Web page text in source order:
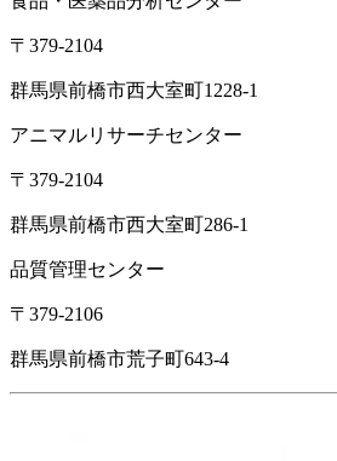
〒379-2104
群馬県前橋市西大室町1228-1
アニマルリサーチセンター
〒379-2104
群馬県前橋市西大室町286-1
品質管理センター
〒379-2106
群馬県前橋市荒子町643-4